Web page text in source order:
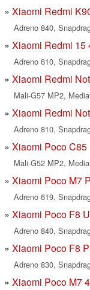
Xiaomi Redmi
Adreno 840,
Xiaomi Redmi 15
Adreno 610,
Xiaomi Redmi
Mali-G57 MP2,
Xiaomi Redmi
Adreno 810,
Xiaomi Poco C85
Mali-G52 MP2,
Xiaomi Poco M7
Adreno 619,
Xiaomi Poco F8
Adreno 840,
Xiaomi Poco F8
Adreno 830,
Xiaomi Poco M7